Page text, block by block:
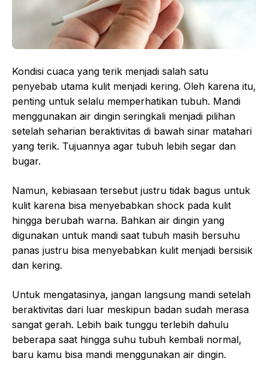
Kondisi cuaca yang terik menjadi salah satu
penyebab utama kulit menjadi kering. Oleh karena itu,
penting untuk selalu memperhatikan tubuh. Mandi
menggunakan air dingin seringkali menjadi pilihan
setelah seharian beraktivitas di bawah sinar matahari
yang terik. Tujuannya agar tubuh lebih segar dan
bugar.
Namun, kebiasaan tersebut justru tidak bagus untuk
kulit karena bisa menyebabkan shock pada kulit
hingga berubah warna. Bahkan air dingin yang
digunakan untuk mandi saat tubuh masih bersuhu
panas justru bisa menyebabkan kulit menjadi bersisik
dan kering.
Untuk mengatasinya, jangan langsung mandi setelah
beraktivitas dari luar meskipun badan sudah merasa
sangat gerah. Lebih baik tunggu terlebih dahulu
beberapa saat hingga suhu tubuh kembali normal,
baru kamu bisa mandi menggunakan air dingin.